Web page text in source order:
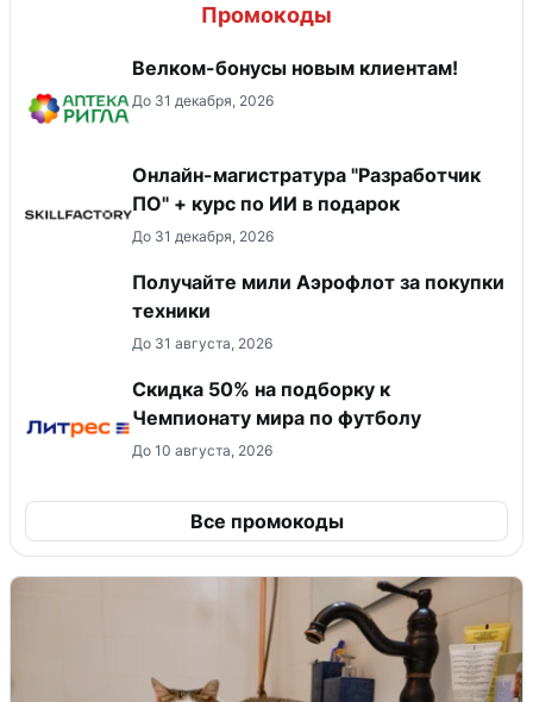
Промокоды
Велком-бонусы новым клиентам!
До 31 декабря, 2026
Онлайн-магистратура "Разработчик
ПО" + курс по ИИ в подарок
До 31 декабря, 2026
Получайте мили Аэрофлот за покупки
техники
До 31 августа, 2026
Скидка 50% на подборку к
Чемпионату мира по футболу
До 10 августа, 2026
Все промокоды